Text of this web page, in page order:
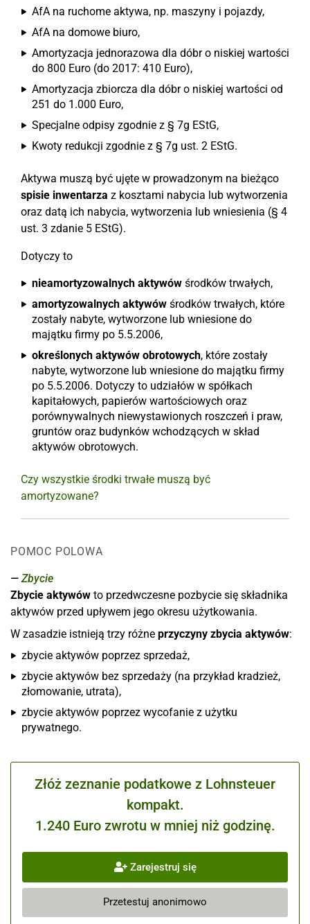
AfA na ruchome aktywa, np. maszyny i pojazdy,
AfA na domowe biuro,
Amortyzacja jednorazowa dla dóbr o niskiej wartości
do 800 Euro (do 2017: 410 Euro),
Amortyzacja zbiorcza dla dóbr o niskiej wartości od
251 do 1.000 Euro,
Specjalne odpisy zgodnie z § 7g EStG,
Kwoty redukcji zgodnie z § 7g ust. 2 EStG.
Aktywa muszą być ujęte w prowadzonym na bieżąco
spisie inwentarza z kosztami nabycia lub wytworzenia
oraz datą ich nabycia, wytworzenia lub wniesienia (§ 4
ust. 3 zdanie 5 EStG).
Dotyczy to
nieamortyzowalnych aktywów środków trwałych,
amortyzowalnych aktywów środków trwałych, które
zostały nabyte, wytworzone lub wniesione do
majątku firmy po 5.5.2006,
określonych aktywów obrotowych, które zostały
nabyte, wytworzone lub wniesione do majątku firmy
po 5.5.2006. Dotyczy to udziałów w spółkach
kapitałowych, papierów wartościowych oraz
porównywalnych niewystawionych roszczeń i praw,
gruntów oraz budynków wchodzących w skład
aktywów obrotowych.
Czy wszystkie środki trwałe muszą być
amortyzowane?
POMOC POLOWA
Zbycie
Zbycie aktywów to przedwczesne pozbycie się składnika
aktywów przed upływem jego okresu użytkowania.
W zasadzie istnieją trzy różne przyczyny zbycia aktywów:
zbycie aktywów poprzez sprzedaż,
zbycie aktywów bez sprzedaży (na przykład kradzież,
złomowanie, utrata),
zbycie aktywów poprzez wycofanie z użytku
prywatnego.
Złóż zeznanie podatkowe z Lohnsteuer
kompakt.
1.240 Euro zwrotu w mniej niż godzinę.
Zarejestruj się
Przetestuj anonimowo